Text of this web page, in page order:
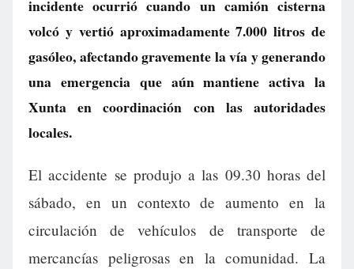
incidente ocurrió cuando un camión cisterna
volcó y vertió aproximadamente 7.000 litros de
gasóleo, afectando gravemente la vía y generando
una emergencia que aún mantiene activa la
Xunta en coordinación con las autoridades
locales.
El accidente se produjo a las 09.30 horas del
sábado, en un contexto de aumento en la
circulación de vehículos de transporte de
mercancías peligrosas en la comunidad. La